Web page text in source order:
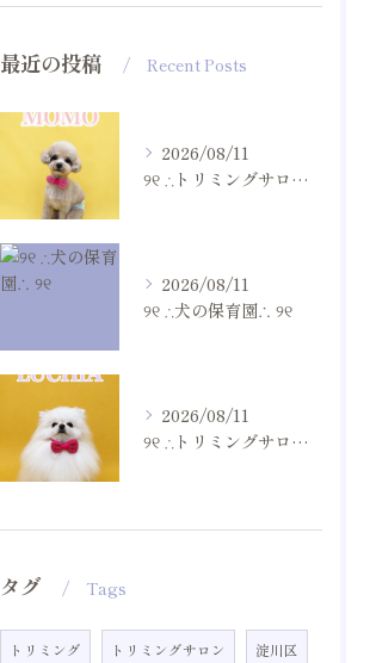
最近の投稿 Recent Posts
2026/08/11
୨୧ ∴トリミングサロン∴ ୨୧
2026/08/11
୨୧ ∴犬の保育園∴ ୨୧
2026/08/11
୨୧ ∴トリミングサロン∴ ୨୧
タグ Tags
トリミング トリミングサロン 淀川区